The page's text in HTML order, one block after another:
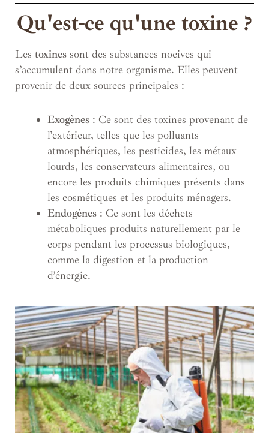
Qu'est-ce qu'une toxine ?
Les toxines sont des substances nocives qui
s’accumulent dans notre organisme. Elles peuvent
provenir de deux sources principales :
Exogènes : Ce sont des toxines provenant de
l’extérieur, telles que les polluants
atmosphériques, les pesticides, les métaux
lourds, les conservateurs alimentaires, ou
encore les produits chimiques présents dans
les cosmétiques et les produits ménagers.
Endogènes : Ce sont les déchets
métaboliques produits naturellement par le
corps pendant les processus biologiques,
comme la digestion et la production
d’énergie.